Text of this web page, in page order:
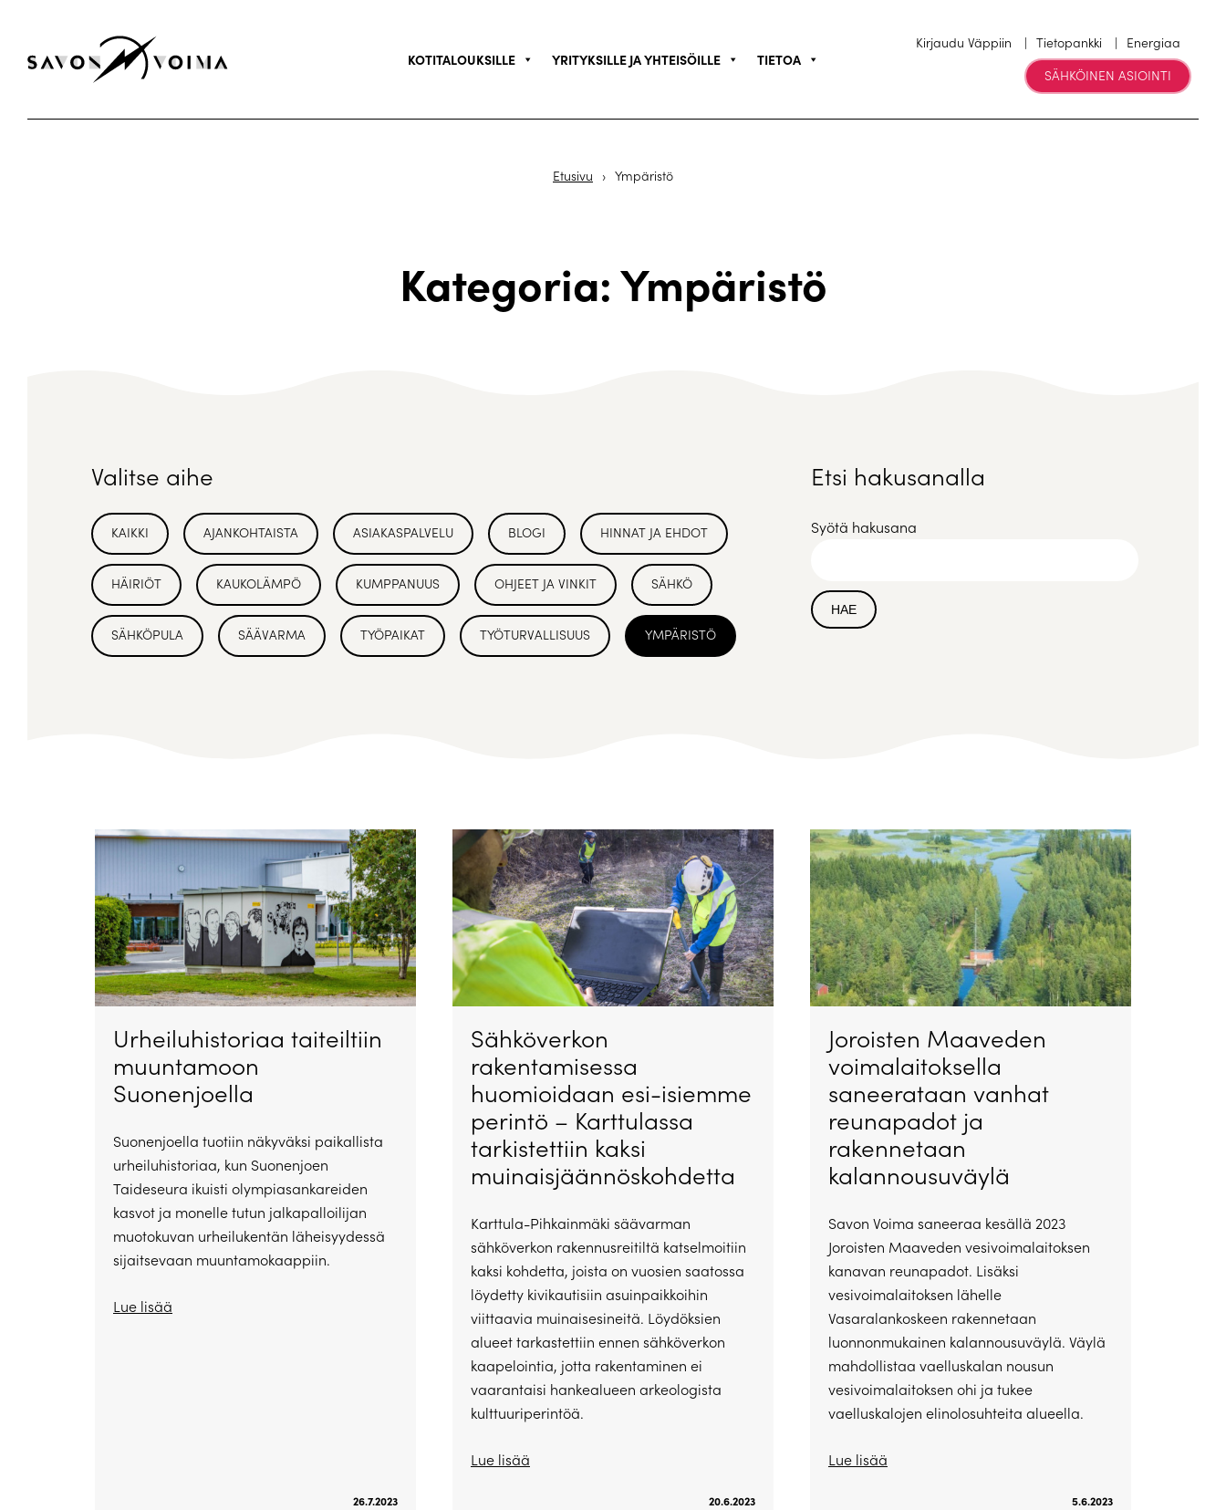
KOTITALOUKSILLE YRITYKSILLE JA YHTEISÖILLE TIETOA
Kirjaudu Väppiin Tietopankki
Energiaa
SÄHKÖINEN ASIOINTI
Etusivu › Ympäristö
Kategoria: Ympäristö
Valitse aihe
KAIKKI AJANKOHTAISTA ASIAKASPALVELU BLOGI HINNAT JA EHDOT
HÄIRIÖT KAUKOLÄMPÖ KUMPPANUUS OHJEET JA VINKIT SÄHKÖ
SÄHKÖPULA SÄÄVARMA TYÖPAIKAT TYÖTURVALLISUUS YMPÄRISTÖ
Etsi hakusanalla
Syötä hakusana
Urheiluhistoriaa taiteiltiin
muuntamoon
Suonenjoella
Suonenjoella tuotiin näkyväksi paikallista
urheiluhistoriaa, kun Suonenjoen
Taideseura ikuisti olympiasankareiden
kasvot ja monelle tutun jalkapalloilijan
muotokuvan urheilukentän läheisyydessä
sijaitsevaan muuntamokaappiin.
Lue lisää
26.7.2023
Sähköverkon
rakentamisessa
huomioidaan esi-isiemme
perintö – Karttulassa
tarkistettiin kaksi
muinaisjäännöskohdetta
Karttula-Pihkainmäki säävarman
sähköverkon rakennusreitiltä katselmoitiin
kaksi kohdetta, joista on vuosien saatossa
löydetty kivikautisiin asuinpaikkoihin
viittaavia muinaisesineitä. Löydöksien
alueet tarkastettiin ennen sähköverkon
kaapelointia, jotta rakentaminen ei
vaarantaisi hankealueen arkeologista
kulttuuriperintöä.
Lue lisää
20.6.2023
Joroisten Maaveden
voimalaitoksella
saneerataan vanhat
reunapadot ja
rakennetaan
kalannousuväylä
Savon Voima saneeraa kesällä 2023
Joroisten Maaveden vesivoimalaitoksen
kanavan reunapadot. Lisäksi
vesivoimalaitoksen lähelle
Vasaralankoskeen rakennetaan
luonnonmukainen kalannousuväylä. Väylä
mahdollistaa vaelluskalan nousun
vesivoimalaitoksen ohi ja tukee
vaelluskalojen elinolosuhteita alueella.
Lue lisää
5.6.2023